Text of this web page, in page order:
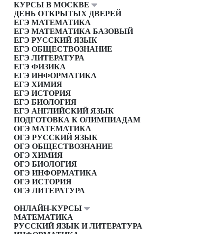
КУРСЫ В МОСКВЕ
ДЕНЬ ОТКРЫТЫХ ДВЕРЕЙ
ЕГЭ МАТЕМАТИКА
ЕГЭ МАТЕМАТИКА БАЗОВЫЙ
ЕГЭ РУССКИЙ ЯЗЫК
ЕГЭ ОБЩЕСТВОЗНАНИЕ
ЕГЭ ЛИТЕРАТУРА
ЕГЭ ФИЗИКА
ЕГЭ ИНФОРМАТИКА
ЕГЭ ХИМИЯ
ЕГЭ ИСТОРИЯ
ЕГЭ БИОЛОГИЯ
ЕГЭ АНГЛИЙСКИЙ ЯЗЫК
ПОДГОТОВКА К ОЛИМПИАДАМ
ОГЭ МАТЕМАТИКА
ОГЭ РУССКИЙ ЯЗЫК
ОГЭ ОБЩЕСТВОЗНАНИЕ
ОГЭ ХИМИЯ
ОГЭ БИОЛОГИЯ
ОГЭ ИНФОРМАТИКА
ОГЭ ИСТОРИЯ
ОГЭ ЛИТЕРАТУРА
ОНЛАЙН-КУРСЫ
МАТЕМАТИКА
РУССКИЙ ЯЗЫК И ЛИТЕРАТУРА